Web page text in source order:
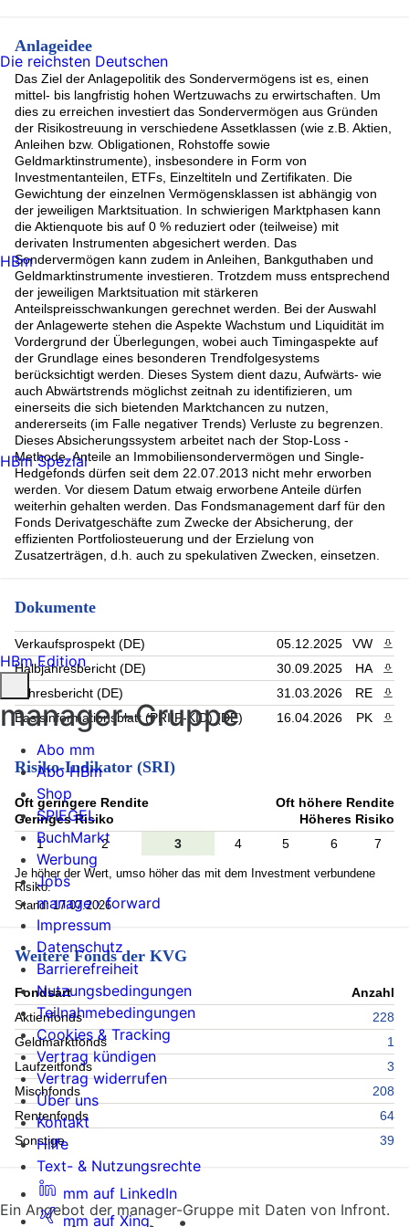
Samsung Electronics Co. Ltd. R.Shs(NV)Pf(GDR144A)/25 SW
100 (2.2%)
Hochtief (2.1%)
WisdomTree ICAV-Blockchain ETF Reg.Shs USD Acc. oN
(2.03%)
SIEMENS ENERGY AG (1.97%)
VANGUARD S-CAP IDX (1.9%)
Hershey (1.72%)
ASML Holding (1.48%)
MICRON TECHNOLOGY INC (1.44%)
GRENERGY RENOVABLES (1.41%)
Intel Corp (1.29%)
Strabag SE (1.27%)
Argen-X Nv (1.26%)
PALO ALTO NETWORKS INC (1.24%)
Rest (20.62%)
Anlageidee
Das Ziel der Anlagepolitik des Sondervermögens ist es, einen
mittel- bis langfristig hohen Wertzuwachs zu erwirtschaften. Um
dies zu erreichen investiert das Sondervermögen aus Gründen
der Risikostreuung in verschiedene Assetklassen (wie z.B. Aktien,
Anleihen bzw. Obligationen, Rohstoffe sowie
Geldmarktinstrumente), insbesondere in Form von
Investmentanteilen, ETFs, Einzeltiteln und Zertifikaten. Die
Gewichtung der einzelnen Vermögensklassen ist abhängig von
der jeweiligen Marktsituation. In schwierigen Marktphasen kann
die Aktienquote bis auf 0 % reduziert oder (teilweise) mit
derivaten Instrumenten abgesichert werden. Das
Sondervermögen kann zudem in Anleihen, Bankguthaben und
Geldmarktinstrumente investieren. Trotzdem muss entsprechend
der jeweiligen Marktsituation mit stärkeren
Anteilspreisschwankungen gerechnet werden. Bei der Auswahl
der Anlagewerte stehen die Aspekte Wachstum und Liquidität im
Vordergrund der Überlegungen, wobei auch Timingaspekte auf
der Grundlage eines besonderen Trendfolgesystems
berücksichtigt werden. Dieses System dient dazu, Aufwärts- wie
auch Abwärtstrends möglichst zeitnah zu identifizieren, um
einerseits die sich bietenden Marktchancen zu nutzen,
andererseits (im Falle negativer Trends) Verluste zu begrenzen.
Dieses Absicherungssystem arbeitet nach der Stop-Loss -
Methode. Anteile an Immobiliensondervermögen und Single-
Hedgefonds dürfen seit dem 22.07.2013 nicht mehr erworben
werden. Vor diesem Datum etwaig erworbene Anteile dürfen
weiterhin gehalten werden. Das Fondsmanagement darf für den
Fonds Derivatgeschäfte zum Zwecke der Absicherung, der
effizienten Portfoliosteuerung und der Erzielung von
Zusatzerträgen, d.h. auch zu spekulativen Zwecken, einsetzen.
Dokumente
Verkaufsprospekt (DE) 05.12.2025 VW
Halbjahresbericht (DE)
30.09.2025 HA
Jahresbericht (DE)
31.03.2026 RE
Basisinformationsblatt (PRIIP-KID) (DE)
16.04.2026 PK
Risiko-Indikator (SRI)
Oft geringere Rendite
Geringes Risiko
Oft höhere Rendite
Höheres Risiko
1
2 3 4 5 6 7
Je höher der Wert, umso höher das mit dem Investment verbundene
Risiko.
Stand: 17.07.2026
Weitere Fonds der KVG
Fondsart
Anzahl
Aktienfonds
228
Geldmarktfonds
1
Laufzeitfonds
3
Mischfonds
208
Rentenfonds
64
Sonstige
39
Ein Angebot der manager-Gruppe mit Daten von Infront.
Die reichsten Deutschen
HBm
HBm Spezial
HBm Edition
manager-Gruppe
Abo mm
Abo HBm
Shop
SPIEGEL
BuchMarkt
Werbung
Jobs
manage › forward
Impressum
Datenschutz
Barrierefreiheit
Nutzungsbedingungen
Teilnahmebedingungen
Cookies & Tracking
Vertrag kündigen
Vertrag widerrufen
Über uns
Kontakt
Hilfe
Text- & Nutzungsrechte
mm auf LinkedIn
mm auf Xing